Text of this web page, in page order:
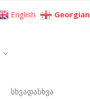
სხვადასხვა
English Georgian